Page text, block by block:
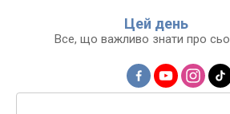
Цей день
Все, що важливо знати про
Пошук: